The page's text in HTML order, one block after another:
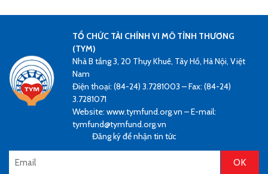
TỔ CHỨC TÀI CHÍNH VI MÔ TÌNH THƯƠNG
(TYM)
Nhà B tầng 3, 20 Thụy Khuê, Tây Hồ, Hà Nội, Việt
Nam
Điện thoại: (84-24) 3.7281003 – Fax: (84-24)
3.7281071
Website: www.tymfund.org.vn – E-mail:
tymfund@tymfund.org.vn
Đăng ký để nhận tin tức